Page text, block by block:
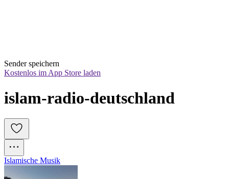
Sender speichern
Kostenlos im App Store laden
islam-radio-deutschland
Islamische Musik